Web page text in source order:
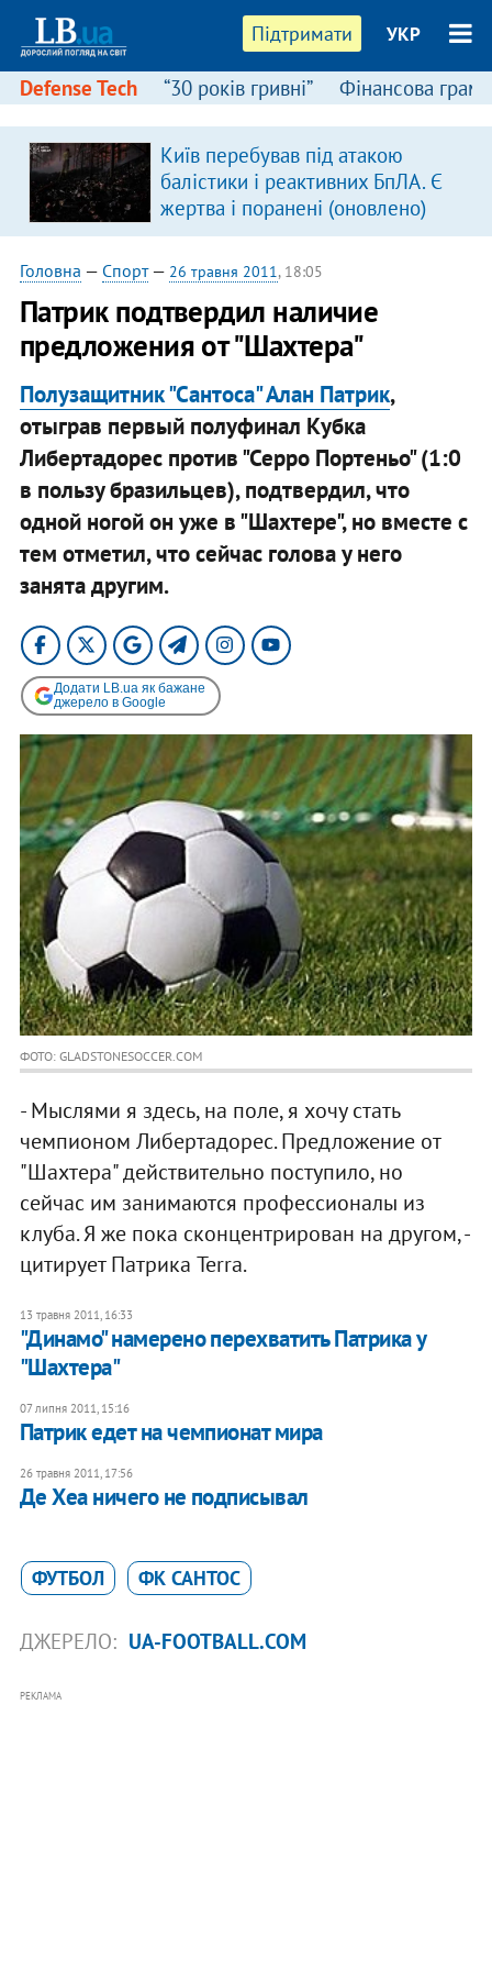
Підтримати УКР
Defense Tech “30 років гривні” Фінансова
Київ перебував під атакою
балістики і реактивних БпЛА. Є
жертва і поранені (оновлено)
Головна — Спорт— 26 травня 2011, 18:05
Патрик подтвердил наличие
предложения от "Шахтера"
Полузащитник "Сантоса"Алан Патрик,
отыграв первый полуфинал Кубка
Либертадорес против "Серро Портеньо" (1:0
в пользу бразильцев), подтвердил, что
одной ногой он уже в "Шахтере", но вместе с
тем отметил, что сейчас голова у него
занята другим.
Додати LB.ua як бажане
джерело в Google
ФОТО: GLADSTONESOCCER.COM
- Мыслями я здесь, на поле, я хочу стать
чемпионом Либертадорес. Предложение от
"Шахтера" действительно поступило, но
сейчас им занимаются профессионалы из
клуба. Я же пока сконцентрирован на другом, -
цитирует Патрика Terra.
13 травня 2011, 16:33
"Динамо" намерено перехватить Патрика у
"Шахтера"
07 липня 2011, 15:16
Патрик едет на чемпионат мира
26 травня 2011, 17:56
Де Хеа ничего не подписывал
ФУТБОЛ ФК САНТОС
ДЖЕРЕЛО: UA-FOOTBALL.COM
РЕКЛАМА